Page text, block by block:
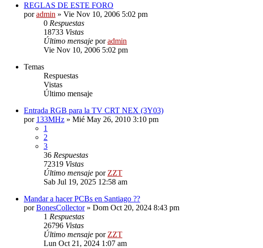
REGLAS DE ESTE FORO
poradmin » Vie Nov 10, 2006 5:02 pm
0 Respuestas
18733 Vistas
Último mensaje poradmin
Vie Nov 10, 2006 5:02 pm
Temas
Respuestas
Vistas
Último mensaje
Entrada RGB para la TV CRT NEX (3Y03)
por 133MHz » Mié May 26, 2010 3:10 pm
1
2
3
36 Respuestas
72319 Vistas
Último mensaje por ZZT
Sab Jul 19, 2025 12:58 am
Mandar a hacer PCBs en Santiago ??
porBonesCollector» Dom Oct 20, 2024 8:43 pm
1 Respuestas
26796 Vistas
Último mensaje por ZZT
Lun Oct 21, 2024 1:07 am